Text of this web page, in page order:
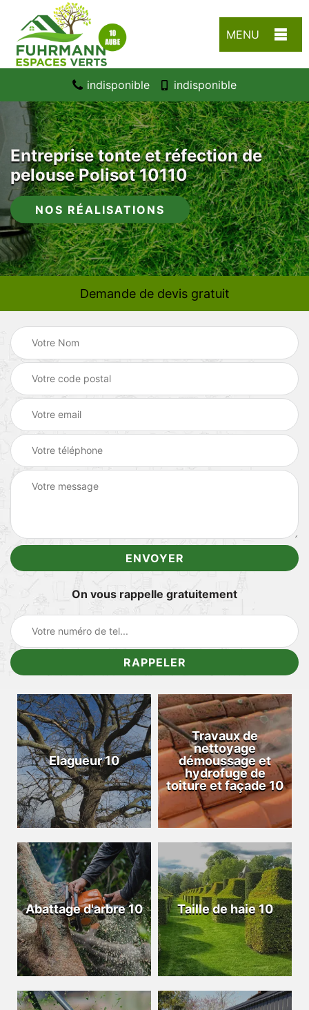
MENU
indisponible indisponible
Entreprise tonte et réfection de
pelouse Polisot 10110
NOS RÉALISATIONS
Demande de devis gratuit
On vous rappelle gratuitement
Elagueur 10
Travaux de
nettoyage
démoussage et
hydrofuge de
toiture et façade 10
Abattage d'arbre 10 Taille de haie 10